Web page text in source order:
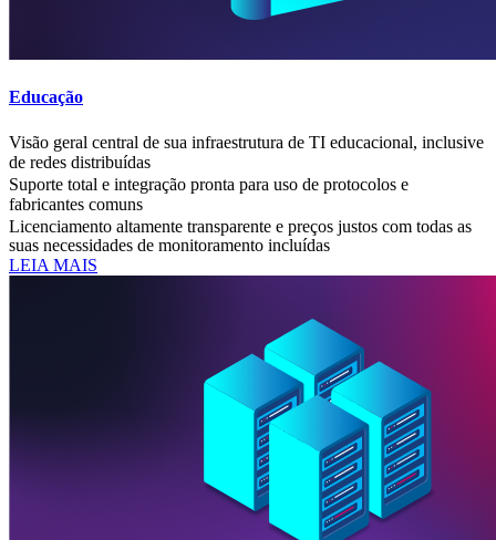
Educação
Visão geral central de sua infraestrutura de TI educacional, inclusive
de redes distribuídas
Suporte total e integração pronta para uso de protocolos e
fabricantes comuns
Licenciamento altamente transparente e preços justos com todas as
suas necessidades de monitoramento incluídas
LEIA MAIS